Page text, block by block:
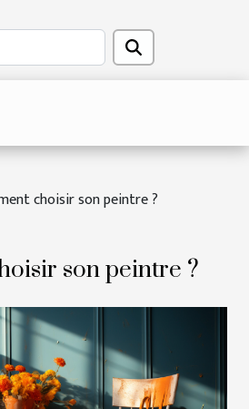
choisir son peintre ?
son peintre ?